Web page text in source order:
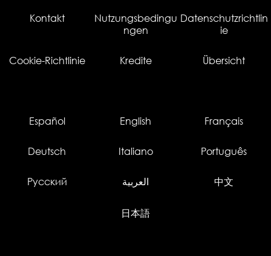
Kontakt
Nutzungsbedingu
ngen
Datenschutzrichtlin
ie
Cookie-Richtlinie Kredite Übersicht
Español English Français
Deutsch Italiano Português
Русский العربية 中文
日本語